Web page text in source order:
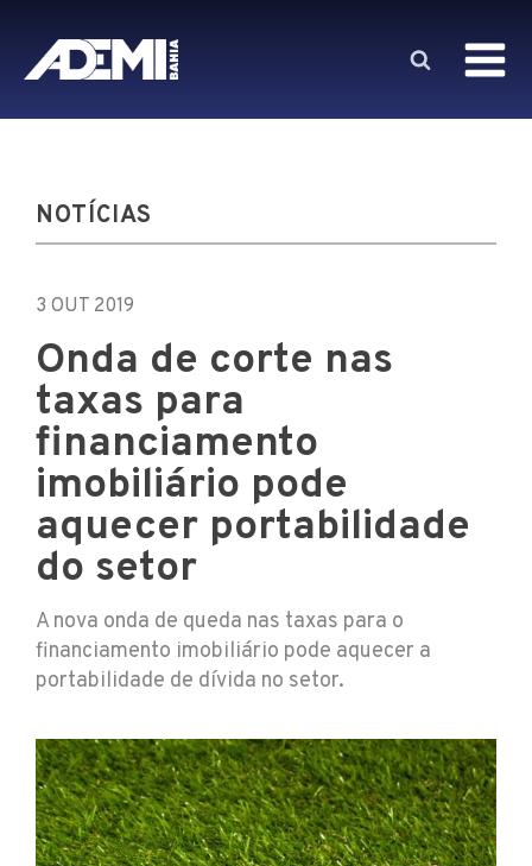
NOTÍCIAS
3 OUT 2019
Onda de corte nas
taxas para
financiamento
imobiliário pode
aquecer portabilidade
do setor
A nova onda de queda nas taxas para o
financiamento imobiliário pode aquecer a
portabilidade de dívida no setor.